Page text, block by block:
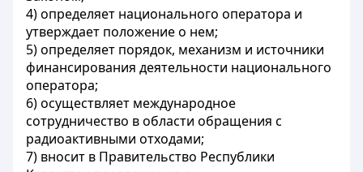
4) определяет национального оператора и
утверждает положение о нем;
5) определяет порядок, механизм и источники
финансирования деятельности национального
оператора;
6) осуществляет международное
сотрудничество в области обращения с
радиоактивными отходами;
7) вносит в Правительство Республики